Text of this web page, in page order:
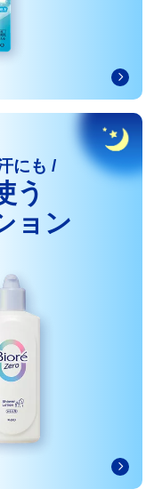
にも /
う
ョン